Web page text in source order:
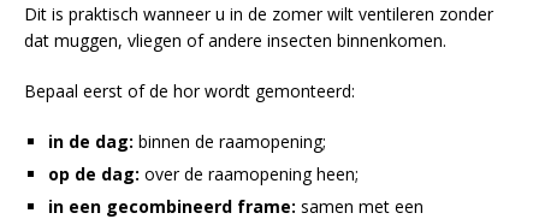
Dit is praktisch wanneer u in de zomer wilt ventileren zonder
dat muggen, vliegen of andere insecten binnenkomen.
Bepaal eerst of de hor wordt gemonteerd:
in de dag: binnen de raamopening;
op de dag: over de raamopening heen;
in een gecombineerd frame: samen met een